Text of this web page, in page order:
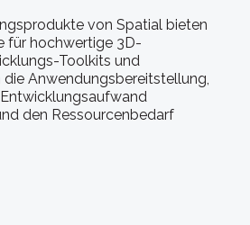
von Spatial bieten
für hochwertige 3D-
Toolkits und
Anwendungsbereitstellung,
den Ressourcenbedarf